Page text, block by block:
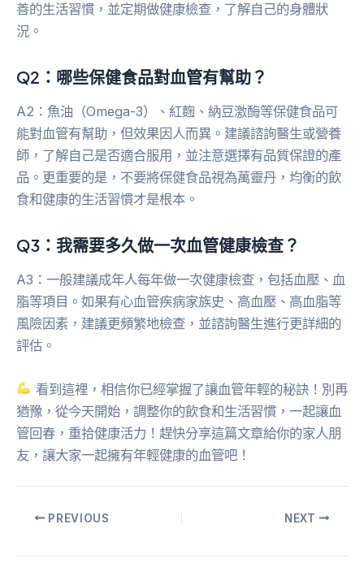
善的生活習慣，並定期做健康檢查，了解自己的身體狀
況。
Q2：哪些保健食品對血管有幫助？
A2：魚油（Omega-3）、紅麴、納豆激酶等保健食品可
能對血管有幫助，但效果因人而異。建議諮詢醫生或營養
師，了解自己是否適合服用，並注意選擇有品質保證的產
品。更重要的是，不要將保健食品視為萬靈丹，均衡的飲
食和健康的生活習慣才是根本。
Q3：我需要多久做一次血管健康檢查？
A3：一般建議成年人每年做一次健康檢查，包括血壓、血
脂等項目。如果有心血管疾病家族史、高血壓、高血脂等
風險因素，建議更頻繁地檢查，並諮詢醫生進行更詳細的
評估。
看到這裡，相信你已經掌握了讓血管年輕的秘訣！別再
猶豫，從今天開始，調整你的飲食和生活習慣，一起讓血
管回春，重拾健康活力！趕快分享這篇文章給你的家人朋
友，讓大家一起擁有年輕健康的血管吧！
PREVIOUS NEXT